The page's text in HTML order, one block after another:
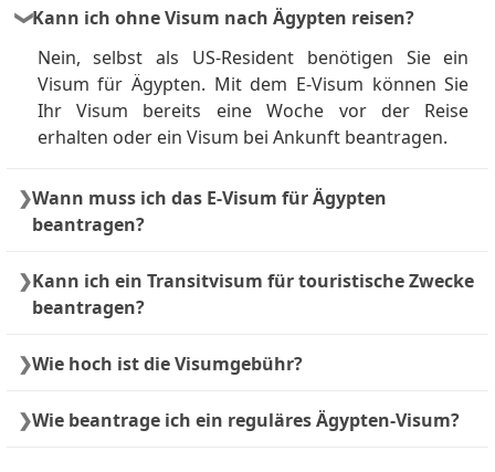
Kann ich ohne Visum nach Ägypten reisen?
Nein, selbst als US‑Resident benötigen Sie ein
Visum für Ägypten. Mit dem E‑Visum können Sie
Ihr Visum bereits eine Woche vor der Reise
erhalten oder ein Visum bei Ankunft beantragen.
Wann muss ich das E‑Visum für Ägypten
beantragen?
Woche vor Ihrer Reise nach Ägypten.
Kann ich ein Transitvisum für touristische Zwecke
beantragen?
Aktivitäten und kein Verlassen des Flughafens.
oder ein Konsulat beantragt werden und gelten
Wie hoch ist die Visumgebühr?
nach Art und Dringlichkeit des Antrags. Express‑
Wie beantrage ich ein reguläres Ägypten‑Visum?